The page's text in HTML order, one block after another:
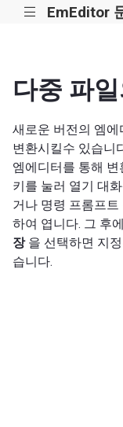
||| EmEditor
다중 파
새로운 버전의 엠
변환시킬수 있습니
엠에디터를 통해 변
키를 눌러 열기 대
거나 명령 프롬프
하여 엽니다. 그 후
장을 선택하면 지
습니다.